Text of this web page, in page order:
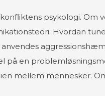
psykologi. Om
Hvordan
anvendes
på en
mellem mennesker.